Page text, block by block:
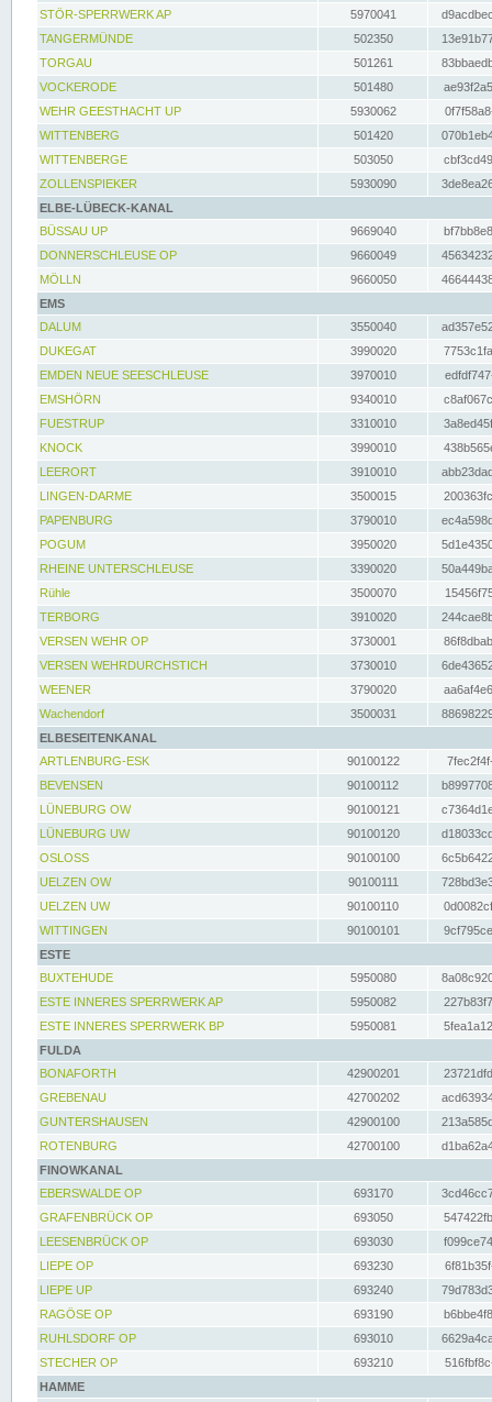
STÖR-SPERRWERK AP 5970041
TANGERMÜNDE
502350
TORGAU
501261
VOCKERODE
501480
WEHR GEESTHACHT UP
5930062
WITTENBERG
501420
WITTENBERGE
503050
ZOLLENSPIEKER
5930090
ELBE-LÜBECK-KANAL
BÜSSAU UP
9669040
DONNERSCHLEUSE OP
9660049
MÖLLN
9660050
EMS
DALUM
3550040
DUKEGAT
3990020
EMDEN NEUE SEESCHLEUSE
3970010
EMSHÖRN
9340010
FUESTRUP
3310010
KNOCK
3990010
LEERORT
3910010
LINGEN-DARME
3500015
PAPENBURG
3790010
POGUM
3950020
RHEINE UNTERSCHLEUSE
3390020
Rühle
3500070
TERBORG
3910020
VERSEN WEHR OP
3730001
VERSEN WEHRDURCHSTICH
3730010
WEENER
3790020
Wachendorf
3500031
ELBESEITENKANAL
ARTLENBURG-ESK
90100122
BEVENSEN
90100112
LÜNEBURG OW
90100121
LÜNEBURG UW
90100120
OSLOSS
90100100
UELZEN OW
90100111
UELZEN UW
90100110
WITTINGEN
90100101
ESTE
BUXTEHUDE
5950080
ESTE INNERES SPERRWERK AP
5950082
ESTE INNERES SPERRWERK BP
5950081
FULDA
BONAFORTH
42900201
GREBENAU
42700202
GUNTERSHAUSEN
42900100
ROTENBURG
42700100
FINOWKANAL
EBERSWALDE OP
693170
GRAFENBRÜCK OP
693050
LEESENBRÜCK OP
693030
LIEPE OP
693230
LIEPE UP
693240
RAGÖSE OP
693190
RUHLSDORF OP
693010
STECHER OP
693210
HAMME